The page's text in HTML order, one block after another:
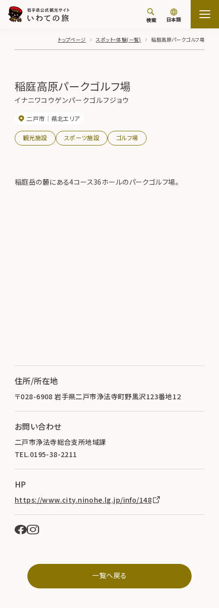
検索 日本語
トップページ スポット・体験(一覧) 稲庭高原パークゴルフ場
稲庭高原パークゴルフ場
イナニワコウゲンパークゴルフジョウ
二戸市 県北エリア
観光施設 スポーツ施設 ゴルフ場
稲庭岳の麓にある4コース36ホールのパークゴルフ場。
住所/所在地
〒028-6908 岩手県二戸市浄法寺町野黒沢123番地1２
お問い合わせ
二戸市浄法寺総合支所地域課
TEL.0195-38-2211
HP
https://www.city.ninohe.lg.jp/info/148
一覧へ戻る